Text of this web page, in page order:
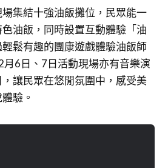
集結十強油飯攤位，民眾能一
油飯，同時設置互動體驗「油
鬆有趣的團康遊戲體驗油飯師
6日、7日活動現場亦有音樂演
讓民眾在悠閒氛圍中，感受美
驗。